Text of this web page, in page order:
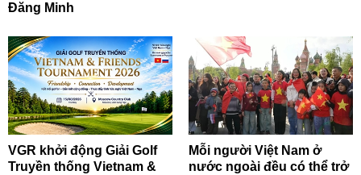
Đăng Minh
VGR khởi động Giải Golf
Truyền thống Vietnam &
Mỗi người Việt Nam ở
nước ngoài đều có thể trở